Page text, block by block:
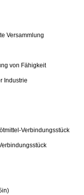
Versammlung
von Fähigkeit
Industrie
Verbindungsstück